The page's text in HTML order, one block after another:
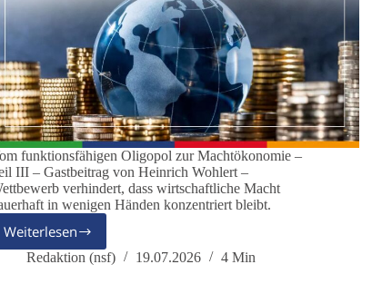
funktionsfähigen Oligopol zur Machtökonomie –
III – Gastbeitrag von Heinrich Wohlert –
verhindert, dass wirtschaftliche Macht
in wenigen Händen konzentriert bleibt.
Weiterlesen
Wenn
wirtschaftliche
Redaktion (nsf) 19.07.2026 4 Min